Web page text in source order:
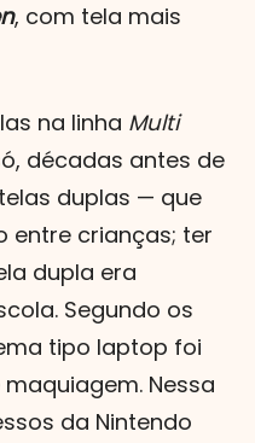
, com tela mais
na linha Multi
décadas antes de
duplas — que
entre crianças; ter
dupla era
Segundo os
tipo laptop foi
Nessa
da Nintendo